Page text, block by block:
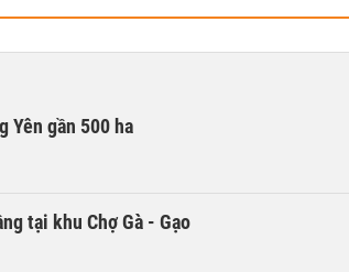
Yên gần 500 ha
tại khu Chợ Gà - Gạo